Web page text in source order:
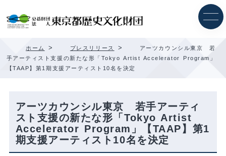
ホーム > プレスリリース >
アーツカウンシル東京 若
手アーティスト支援の新たな形「Tokyo Artist Accelerator Program」
【TAAP】第1期支援アーティスト10名を決定
アーツカウンシル東京 若手アーティ
スト支援の新たな形「Tokyo Artist
Accelerator Program」【TAAP】第1
期支援アーティスト10名を決定